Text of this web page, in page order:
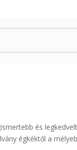
és
égkéktől a